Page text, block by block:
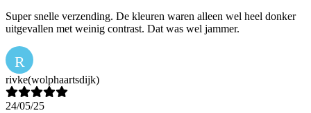
Super snelle verzending. De kleuren waren alleen wel heel donker
uitgevallen met weinig contrast. Dat was wel jammer.
R
rivke(wolphaartsdijk)
24/05/25